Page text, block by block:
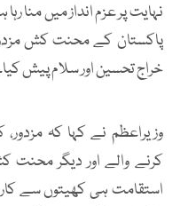
نہایت پر عزم انداز میں منا
پاکستان کے محنت کش
خراج تحسین اور سلام پیش
وزیراعظم نے کہا کہ مزدور،
کرنے والے اور دیگر
استقامت ہی کھیتوں سے